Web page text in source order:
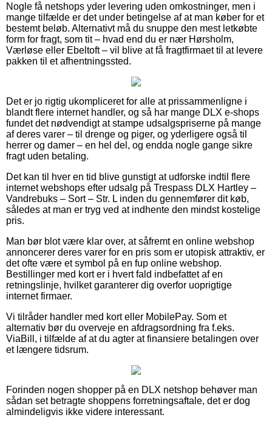
Nogle få netshops yder levering uden omkostninger, men i
mange tilfælde er det under betingelse af at man køber for et
bestemt beløb. Alternativt må du snuppe den mest letkøbte
form for fragt, som tit – hvad end du er nær Hørsholm,
Værløse eller Ebeltoft – vil blive at få fragtfirmaet til at levere
pakken til et afhentningssted.
Det er jo rigtig ukompliceret for alle at prissammenligne i
blandt flere internet handler, og så har mange DLX e-shops
fundet det nødvendigt at stampe udsalgspriserne på mange
af deres varer – til drenge og piger, og yderligere også til
herrer og damer – en hel del, og endda nogle gange sikre
fragt uden betaling.
Det kan til hver en tid blive gunstigt at udforske indtil flere
internet webshops efter udsalg på Trespass DLX Hartley –
Vandrebuks – Sort – Str. L inden du gennemfører dit køb,
således at man er tryg ved at indhente den mindst kostelige
pris.
Man bør blot være klar over, at såfremt en online webshop
annoncerer deres varer for en pris som er utopisk attraktiv, er
det ofte være et symbol på en fup online webshop.
Bestillinger med kort er i hvert fald indbefattet af en
retningslinje, hvilket garanterer dig overfor uoprigtige
internet firmaer.
Vi tilråder handler med kort eller MobilePay. Som et
alternativ bør du overveje en afdragsordning fra f.eks.
ViaBill, i tilfælde af at du agter at finansiere betalingen over
et længere tidsrum.
Forinden nogen shopper på en DLX netshop behøver man
sådan set betragte shoppens forretningsaftale, det er dog
almindeligvis ikke videre interessant.